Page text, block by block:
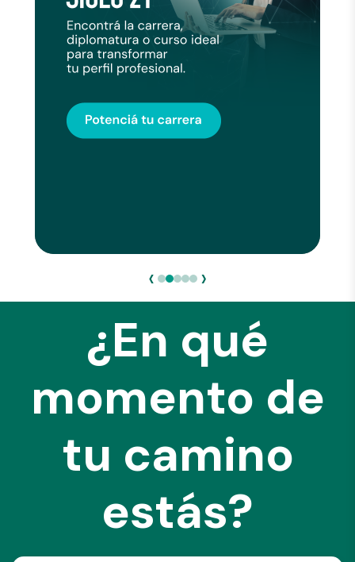
‹ ›
¿En qué
momento de
tu camino
estás?